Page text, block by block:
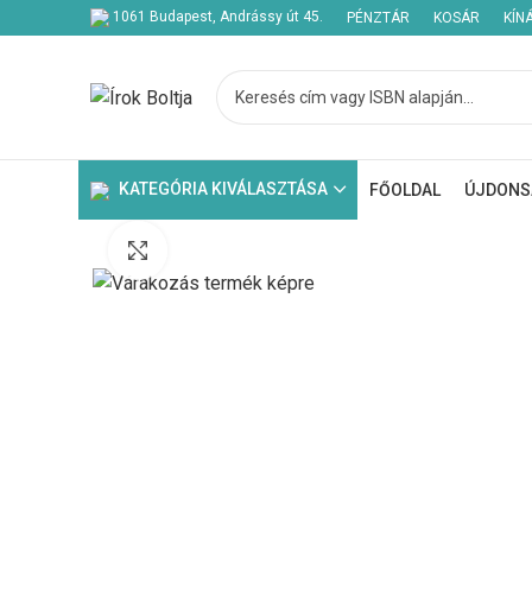
1061 Budapest, Andrássy út 45. PÉNZTÁR KOSÁR
KATEGÓRIA KIVÁLASZTÁSA FŐOLDAL
Kezdje el gépelni a keresett bejegyzések megtekintéséhez.